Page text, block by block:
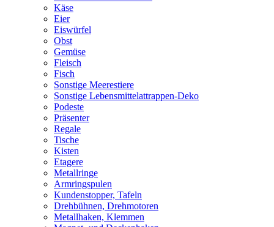
Käse
Eier
Eiswürfel
Obst
Gemüse
Fleisch
Fisch
Sonstige Meerestiere
Sonstige Lebensmittelattrappen-Deko
Podeste
Präsenter
Regale
Tische
Kisten
Etagere
Metallringe
Armringspulen
Kundenstopper, Tafeln
Drehbühnen, Drehmotoren
Metallhaken, Klemmen